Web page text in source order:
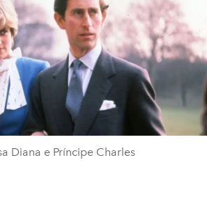
Diana e Príncipe Charles